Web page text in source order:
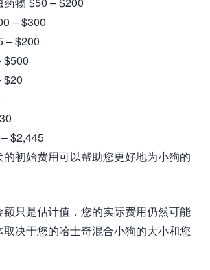
– $300
– $200
$500
$20
$2,445
初始费用可以帮助您更好地为小狗的
只是估计值，您的实际费用仍然可能
决于您的哈士奇混合小狗的大小和您